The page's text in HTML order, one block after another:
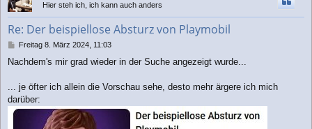
Hier steh ich, ich kann auch anders
Re: Der beispiellose Absturz von Playmobil
B
i
a
g
Freitag 8. März 2024, 11:03
Nachdem's mir grad wieder in der Suche angezeigt wurde...
... je öfter ich allein die Vorschau sehe, desto mehr ärgere ich mich
darüber: